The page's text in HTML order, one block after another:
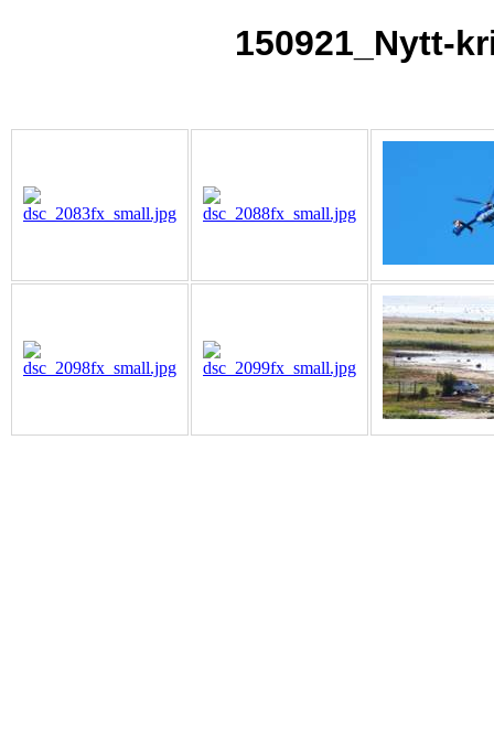
150921_Nytt-